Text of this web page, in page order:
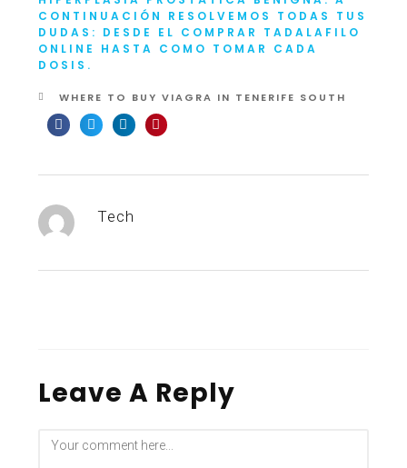
CONTINUACIÓN RESOLVEMOS TODAS TUS
DUDAS: DESDE EL COMPRAR TADALAFILO
ONLINE
HASTA COMO TOMAR CADA
DOSIS.
WHERE TO BUY VIAGRA IN TENERIFE SOUTH
Tech
Leave A Reply